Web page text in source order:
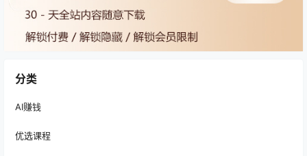
分类
AI赚钱
优选课程